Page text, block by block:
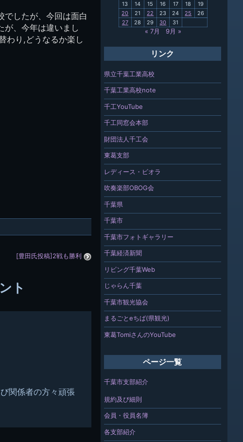
にし」
でしたが、今回は面白
が、今年は違いまし
わり,どうなるか楽し
[豊田氏投稿]2戦も勝利
ト
関係者の方々頑張
13
14 15 16 17 18
19
20
21 22 23 24 25
26
27
28 29 30 31
« 7月 9月 »
リンク
県立千葉工業高校
千葉工業高校note
千工YouTube
千工同窓会本部
財団法人千工会
東葛支部
レディース・ビオラ
吹奏楽部OBOG会
千葉県
千葉市
千葉市フォトギャラリー
千葉経済新聞
リビング千葉Web
じゃらん千葉
千葉市観光協会
まるごとeちば(県観光)
東葛TomiさんのYouTube
ページ一覧
千葉市支部紹介
規約及び細則
会員・役員名簿
各支部紹介